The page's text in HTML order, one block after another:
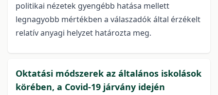
politikai nézetek gyengébb hatása mellett
legnagyobb mértékben a válaszadók által érzékelt
relatív anyagi helyzet határozta meg.
Oktatási módszerek az általános iskolások
körében, a Covid-19 járvány idején